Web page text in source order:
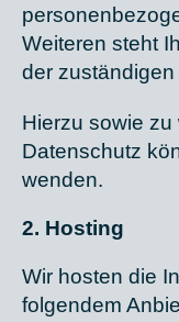
Weiteren steht
der
Hierzu sowie
Datenschutz
wenden.
2. Hosting
Wir hosten die
folgendem